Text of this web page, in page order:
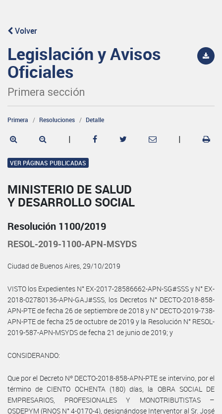
Volver
Legislación y Avisos
Oficiales
Primera sección
Primera Resoluciones Detalle
| |
VER PÁGINAS PUBLICADAS
MINISTERIO DE SALUD
Y DESARROLLO SOCIAL
Resolución 1100/2019
RESOL-2019-1100-APN-MSYDS
Ciudad de Buenos Aires, 29/10/2019
VISTO los Expedientes N° EX-2017-28586662-APN-SG#SSS y N° EX-
2018-02780136-APN-GAJ#SSS, los Decretos N° DECTO-2018-858-
APN-PTE de fecha 26 de septiembre de 2018 y N° DECTO-2019-738-
APN-PTE de fecha 25 de octubre de 2019 y la Resolución N° RESOL-
2019-587-APN-MSYDS de fecha 21 de junio de 2019; y
CONSIDERANDO:
Que por el Decreto Nº DECTO-2018-858-APN-PTE se intervino, por el
término de CIENTO OCHENTA (180) días, la OBRA SOCIAL DE
EMPRESARIOS, PROFESIONALES Y MONOTRIBUTISTAS –
OSDEPYM (RNOS N° 4-0170-4), designándose Interventor al Sr. José